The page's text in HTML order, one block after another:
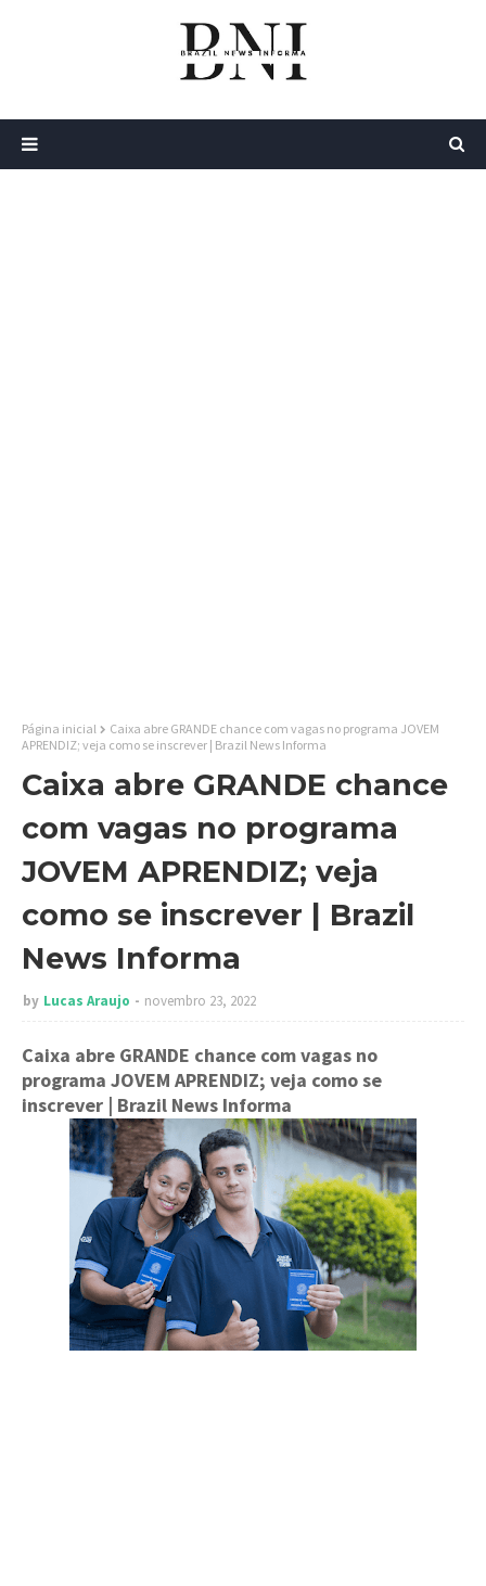
Página inicial
Caixa abre GRANDE chance com vagas no programa JOVEM
APRENDIZ; veja como se inscrever | Brazil News Informa
Caixa abre GRANDE chance
com vagas no programa
JOVEM APRENDIZ; veja
como se inscrever | Brazil
News Informa
by Lucas Araujo novembro 23, 2022
Caixa abre GRANDE chance com vagas no
programa JOVEM APRENDIZ; veja como se
inscrever | Brazil News Informa